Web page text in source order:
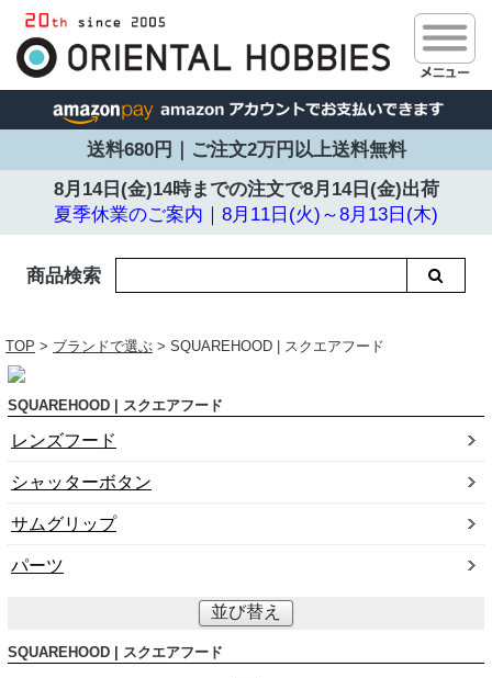
送料680円｜ご注文2万円以上送料無料
8月14日(金)14時までの注文で8月14日(金)出荷
夏季休業のご案内｜8月11日(火)～8月13日(木)
商品検索
TOP > ブランドで選ぶ > SQUAREHOOD | スクエアフード
SQUAREHOOD | スクエアフード
レンズフード
シャッターボタン
サムグリップ
パーツ
並び替え
SQUAREHOOD | スクエアフード